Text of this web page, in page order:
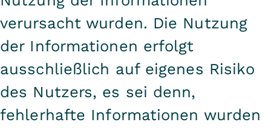
verursacht wurden. Die Nutzung
der Informationen erfolgt
ausschließlich auf eigenes Risiko
des Nutzers, es sei denn,
fehlerhafte Informationen wurden